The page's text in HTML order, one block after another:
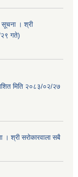
सूचना । श्री
२९ गते)
मिति २०८३/०२/२७
। श्री सरोकारवाला सबै